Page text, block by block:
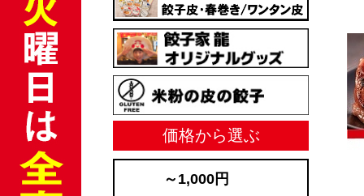
価格から選ぶ
～1,000円